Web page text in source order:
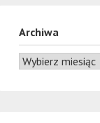
Archiwa